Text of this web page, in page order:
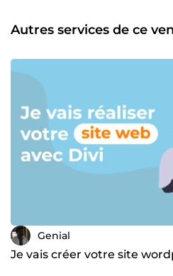
incluent le développement de
mesure basées sur l'étude du
de travailler avec un large
entreprises aux grandes
les entreprises à se développer
objectifs grâce à un marketing
constamment en train
courant des dernières
m'assurer que mes clients
dévoué et compétent, je serais
Autres services de ce
Genial
Je vais créer votre site